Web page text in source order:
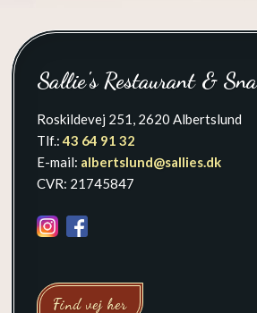
​Sallie's Restaurant &
Roskildevej 251, 2620 Albertslund
Tlf.:43 64 91 32
E-mail: albertslund@sallies.dk​
CVR: 21745847
Find vej her